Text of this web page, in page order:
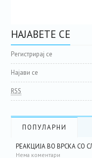
НАЈАВЕТЕ СЕ
Регистрирај се
Најави се
RSS
ПОПУЛАРНИ
РЕАКЦИЈА ВО ВРСКА СО
Нема коментари